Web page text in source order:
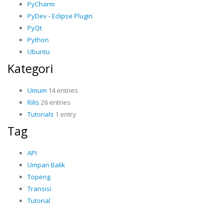
PyCharm
PyDev - Eclipse Plugin
PyQt
Python
Ubuntu
Kategori
Umum 14 entries
Rilis 26 entries
Tutorials 1 entry
Tag
API
Umpan Balik
Topeng
Transisi
Tutorial